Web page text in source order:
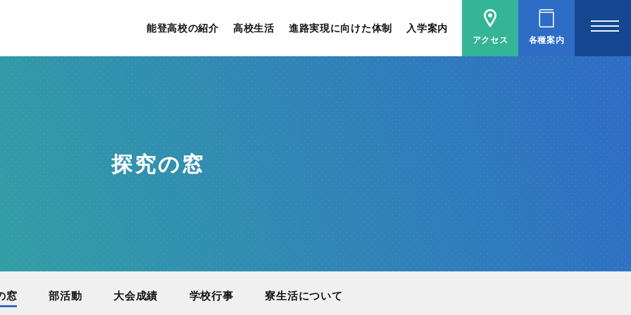
能登高校の紹介 高校生活 進路実現に向けた体制 入学案内
アクセス 各種案内
探究の窓
窓 部活動 大会成績 学校行事 寮生活について